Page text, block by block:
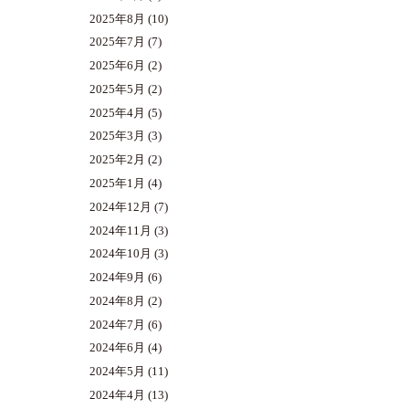
2025年8月 (10)
2025年7月 (7)
2025年6月 (2)
2025年5月 (2)
2025年4月 (5)
2025年3月 (3)
2025年2月 (2)
2025年1月 (4)
2024年12月 (7)
2024年11月 (3)
2024年10月 (3)
2024年9月 (6)
2024年8月 (2)
2024年7月 (6)
2024年6月 (4)
2024年5月 (11)
2024年4月 (13)